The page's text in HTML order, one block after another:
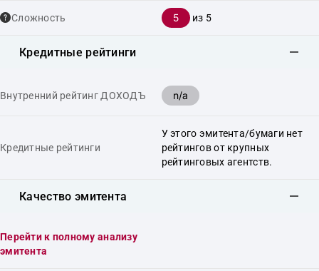
Сложность 5 из 5
Кредитные рейтинги
Внутренний рейтинг ДОХОДЪ n/a
Кредитные рейтинги
У этого эмитента/бумаги нет
рейтингов от крупных
рейтинговых агентств.
Качество эмитента
Перейти к полному анализу
эмитента